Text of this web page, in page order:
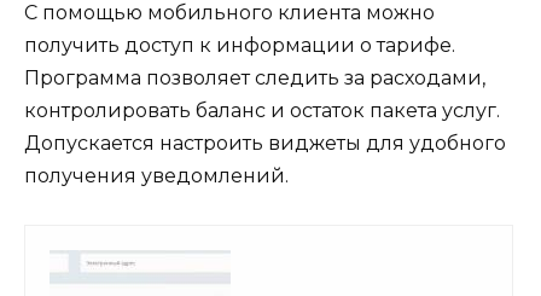
С помощью мобильного клиента можно
получить доступ к информации о тарифе.
Программа позволяет следить за расходами,
контролировать баланс и остаток пакета услуг.
Допускается настроить виджеты для удобного
получения уведомлений.